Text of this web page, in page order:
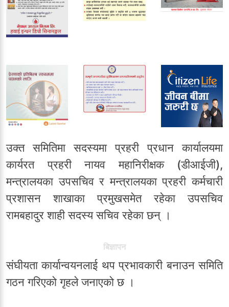
उक्त समितिमा सदस्यमा प्रहरी प्रधान कार्यालयमा
कार्यरत प्रहरी नायव महानिरीक्षक (डीआईजी),
मन्त्रालयका उपसचिव र मन्त्रालयका प्रहरी कर्मचारी
प्रशासन शाखाका प्रमुखसमेत रहेका उपसचिव
रामबहादुर शाही सदस्य सचिव रहेका छन् ।
बिज्ञापन
संघीयता कार्यान्वयनलाई थप प्रभावकारी बनाउन समिति
गठन गरिएको गृहले जनाएको छ ।